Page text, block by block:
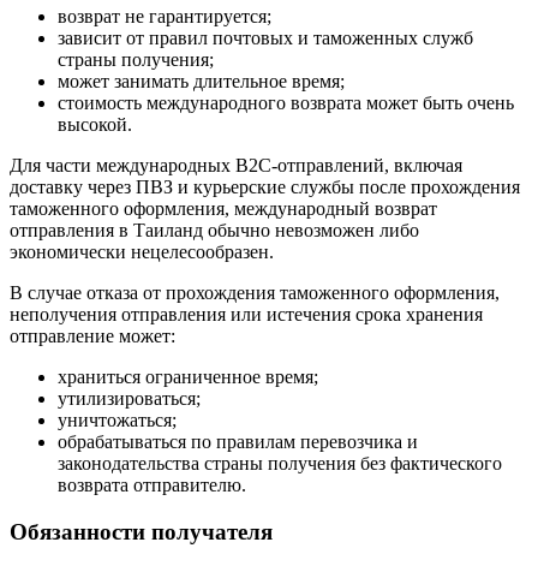
возврат не гарантируется;
зависит от правил почтовых и таможенных служб
страны получения;
может занимать длительное время;
стоимость международного возврата может быть очень
высокой.
Для части международных B2C-отправлений, включая
доставку через ПВЗ и курьерские службы после прохождения
таможенного оформления, международный возврат
отправления в Таиланд обычно невозможен либо
экономически нецелесообразен.
В случае отказа от прохождения таможенного оформления,
неполучения отправления или истечения срока хранения
отправление может:
храниться ограниченное время;
утилизироваться;
уничтожаться;
обрабатываться по правилам перевозчика и
законодательства страны получения без фактического
возврата отправителю.
Обязанности получателя